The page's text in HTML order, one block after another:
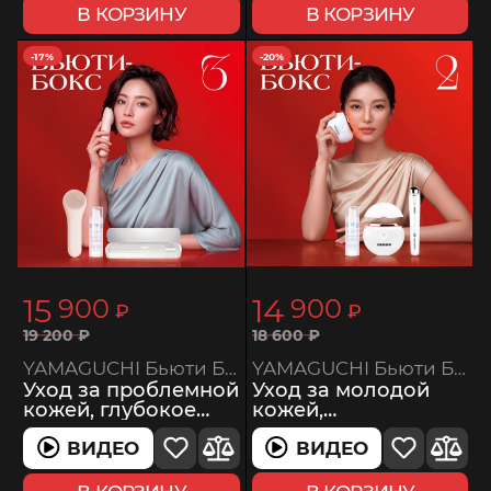
В КОРЗИНУ В КОРЗИНУ
-17%
15 900 ₽
19 200₽
YAMAGUCHI Бьюти Бокс 3
Уход за проблемной
кожей, глубокое
очищение
ВИДЕОВИДЕО
-20%
14 900 ₽
18 600₽
YAMAGUCHI Бьюти Бокс 2
Уход за молодой
кожей,
профилактика
возрастных
изменений
ВИДЕОВИДЕО